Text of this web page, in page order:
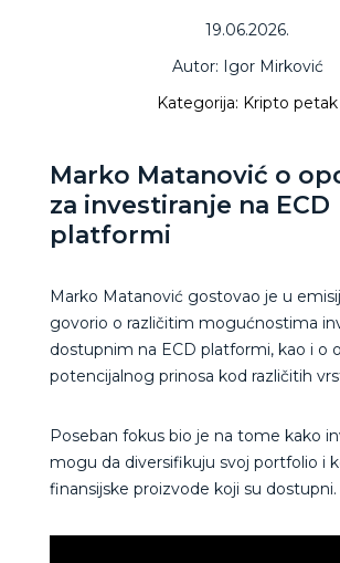
19.06.2026.
Autor: Igor Mirković
Kategorija: Kripto petak
Marko Matanović o
za investiranje na ECD
platformi
Marko Matanović gostovao je u
govorio o različitim mogućnostima
dostupnim na ECD platformi, kao i o
potencijalnog prinosa kod različitih
Poseban fokus bio je na tome kako
mogu da diversifikuju svoj portfolio i
finansijske proizvode koji su dostupni.